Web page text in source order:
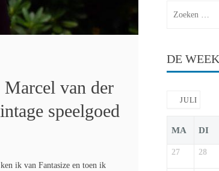
van der
speelgoed
ik van Fantasize en toen ik
DE
JULI
MA DI
27 28